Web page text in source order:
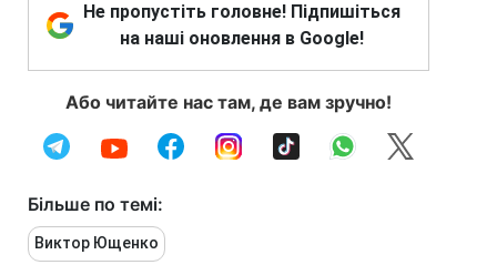
Не пропустіть головне! Підпишіться
на наші оновлення в Google!
Або читайте нас там, де вам зручно!
Більше по темі:
Виктор Ющенко